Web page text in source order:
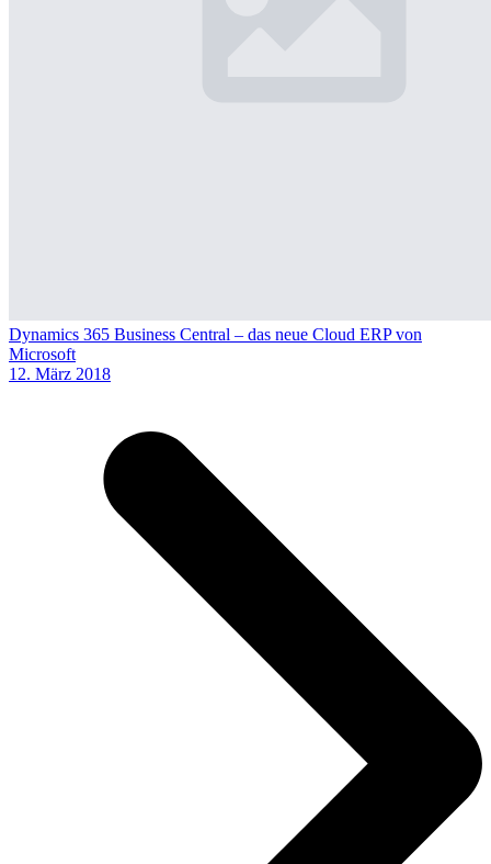
Dynamics 365 Business Central – das neue Cloud ERP von
Microsoft
12. März 2018